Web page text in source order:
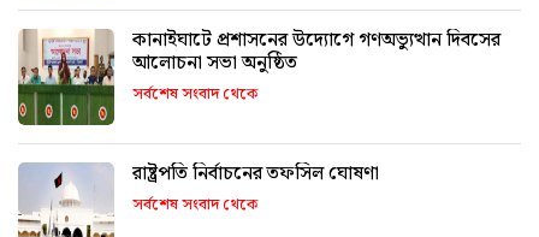
কানাইঘাটে প্রশাসনের উদ্যোগে গণঅভ্যুত্থান দিবসের
আলোচনা সভা অনুষ্ঠিত
সর্বশেষ সংবাদ থেকে
রাষ্ট্রপতি নির্বাচনের তফসিল ঘোষণা
সর্বশেষ সংবাদ থেকে